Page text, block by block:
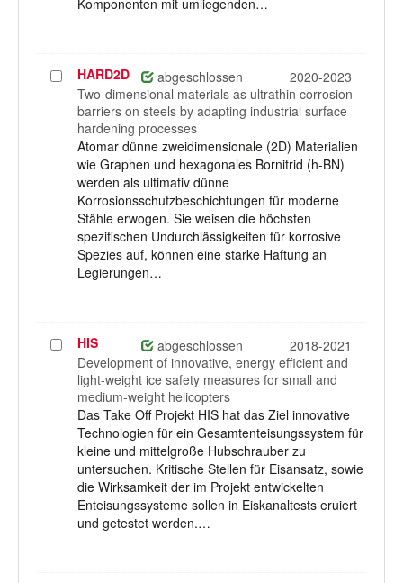
Komponenten mit umliegenden…
Projekt
auswählen
HARD2D abgeschlossen
2020-2023
Two-dimensional materials as ultrathin corrosion
barriers on steels by adapting industrial surface
hardening processes
Atomar dünne zweidimensionale (2D) Materialien
wie Graphen und hexagonales Bornitrid (h-BN)
werden als ultimativ dünne
Korrosionsschutzbeschichtungen für moderne
Stähle erwogen. Sie weisen die höchsten
spezifischen Undurchlässigkeiten für korrosive
Spezies auf, können eine starke Haftung an
Legierungen…
Projekt
auswählen
HIS abgeschlossen
2018-2021
Development of innovative, energy efficient and
light-weight ice safety measures for small and
medium-weight helicopters
Das Take Off Projekt HIS hat das Ziel innovative
Technologien für ein Gesamtenteisungssystem für
kleine und mittelgroße Hubschrauber zu
untersuchen. Kritische Stellen für Eisansatz, sowie
die Wirksamkeit der im Projekt entwickelten
Enteisungssysteme sollen in Eiskanaltests eruiert
und getestet werden.…